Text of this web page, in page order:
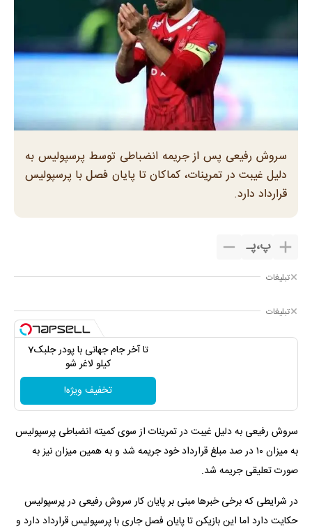
سروش رفیعی پس از جریمه انضباطی توسط پرسپولیس به
دلیل غیبت در تمرینات، کماکان تا پایان فصل با پرسپولیس
قرارداد دارد.
پ،پـ
تبلیغات
تبلیغات
تا آخر جام جهانی با پودر جلبک7
کیلو لاغر شو
تخفیف ویژه!
سروش رفیعی به دلیل غیبت در تمرینات از سوی کمیته انضباطی پرسپولیس
به میزان ۱۰ در صد مبلغ قرارداد خود جریمه شد و به همین میزان نیز به
صورت تعلیقی جریمه شد.
در شرایطی که برخی خبرها مبنی بر پایان کار سروش رفیعی در پرسپولیس
حکایت دارد اما این بازیکن تا پایان فصل جاری با پرسپولیس قرارداد دارد و